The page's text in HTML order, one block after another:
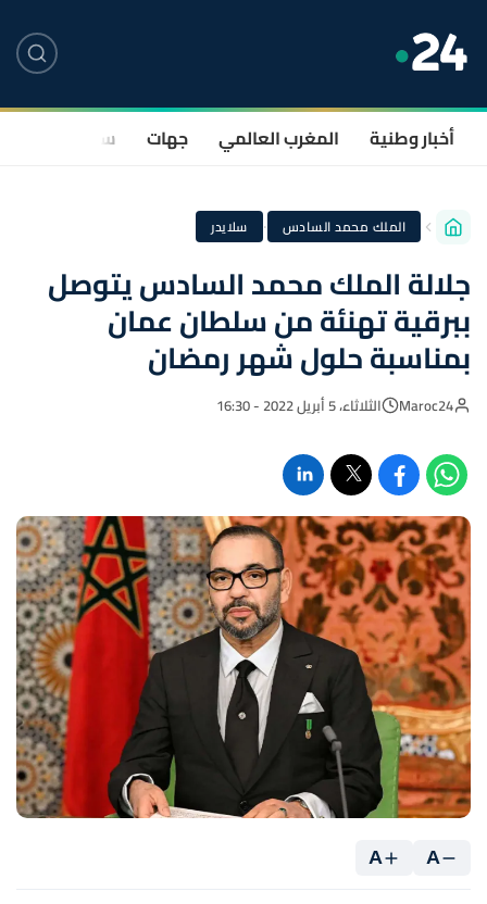
أخبار وطنية المغرب العالمي جهات سياسة
الملك محمد السادس · سلايدر
جلالة الملك محمد السادس يتوصل
ببرقية تهنئة من سلطان عمان
بمناسبة حلول شهر رمضان
Maroc24 الثلاثاء، 5 أبريل 2022 - 16:30
A
A